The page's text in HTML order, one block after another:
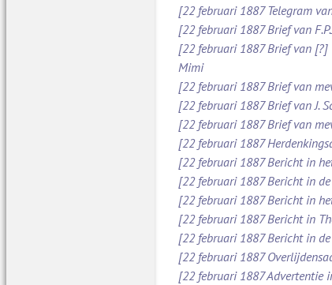
[22 februari 1887 Telegram
[22 februari 1887 Brief van
[22 februari 1887 Brief van [?]
Mimi
[22 februari 1887 Brief van
[22 februari 1887 Brief van J.
[22 februari 1887 Brief van
[22 februari 1887
[22 februari 1887 Bericht in
[22 februari 1887 Bericht in
[22 februari 1887 Bericht in
[22 februari 1887 Bericht in
[22 februari 1887 Bericht in
[22 februari 1887
[22 februari 1887 Advertentie